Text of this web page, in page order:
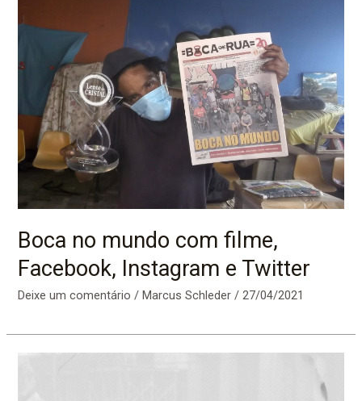
Boca no mundo com filme,
Facebook, Instagram e Twitter
Deixe um comentário / Marcus Schleder/27/04/2021